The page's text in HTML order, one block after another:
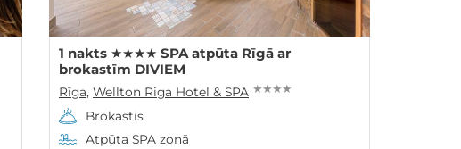
1 nakts ★★★★ SPA atpūta Rīgā ar
brokastīm DIVIEM
Rīga, Wellton Riga Hotel & SPA ★ ★ ★ ★
Brokastis
Atpūta SPA zonā